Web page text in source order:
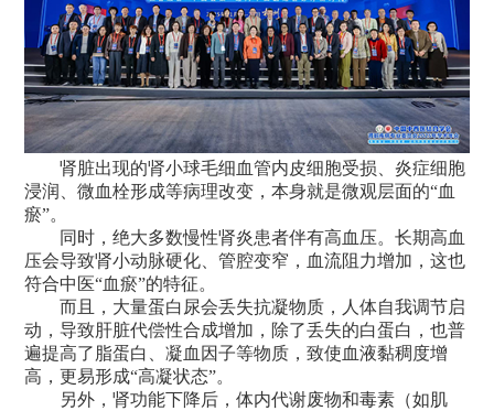
肾脏出现的肾小球毛细血管内皮细胞受损、炎症细胞
浸润、微血栓形成等病理改变，本身就是微观层面的“血
瘀”。
同时，绝大多数慢性肾炎患者伴有高血压。长期高血
压会导致肾小动脉硬化、管腔变窄，血流阻力增加，这也
符合中医“血瘀”的特征。
而且，大量蛋白尿会丢失抗凝物质，人体自我调节启
动，导致肝脏代偿性合成增加，除了丢失的白蛋白，也普
遍提高了脂蛋白、凝血因子等物质，致使血液黏稠度增
高，更易形成“高凝状态”。
另外，肾功能下降后，体内代谢废物和毒素（如肌